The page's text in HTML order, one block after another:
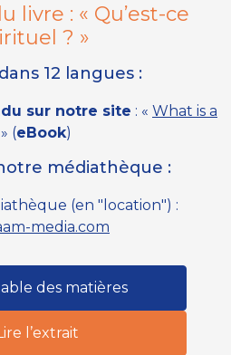
livre : « Qu’est-ce
? »
12 langues :
sur notre site : « What is a
» (eBook)
médiathèque :
(en "location") :
media.com
des matières
l’extrait